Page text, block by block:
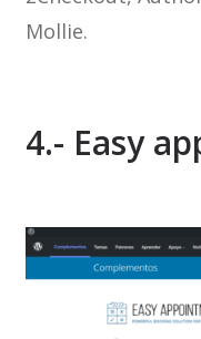
Mollie.
4.- Easy